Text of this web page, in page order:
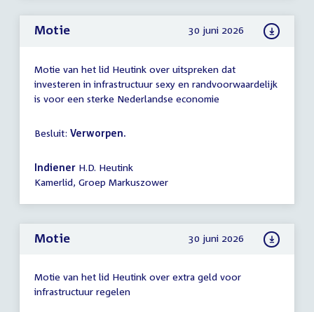
Motie 30 juni 2026
Motie van het lid Heutink over uitspreken dat
investeren in infrastructuur sexy en randvoorwaardelijk
is voor een sterke Nederlandse economie
Besluit: Verworpen.
Indiener H.D. Heutink
Kamerlid, Groep Markuszower
Motie 30 juni 2026
Motie van het lid Heutink over extra geld voor
infrastructuur regelen